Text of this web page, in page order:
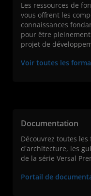
Les ressources de
vous offrent les
connaissances
pour être
projet de
Voir toutes les
Documentation
Découvrez toutes
d'architecture, les
de la série Versal
Portail de